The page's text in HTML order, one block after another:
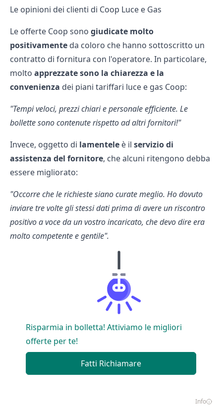
Le opinioni dei clienti di Coop Luce e Gas
Le offerte Coop sono giudicate molto
positivamente da coloro che hanno sottoscritto un
contratto di fornitura con l'operatore. In particolare,
molto apprezzate sono la chiarezza e la
convenienza dei piani tariffari luce e gas Coop:
"Tempi veloci, prezzi chiari e personale efficiente. Le
bollette sono contenute rispetto ad altri fornitori!"
Invece, oggetto di lamentele è il servizio di
assistenza del fornitore, che alcuni ritengono debba
essere migliorato:
"Occorre che le richieste siano curate meglio. Ho dovuto
inviare tre volte gli stessi dati prima di avere un riscontro
positivo a voce da un vostro incaricato, che devo dire era
molto competente e gentile".
Risparmia in bolletta! Attiviamo le migliori
offerte per te!
Fatti Richiamare
Info